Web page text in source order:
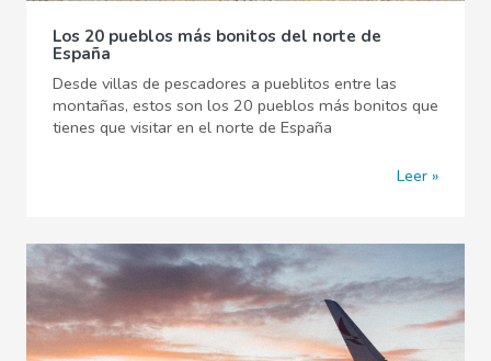
Los 20 pueblos más bonitos del norte de
España
Desde villas de pescadores a pueblitos entre las
montañas, estos son los 20 pueblos más bonitos que
tienes que visitar en el norte de España
Leer